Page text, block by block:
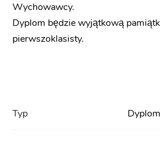
Wychowawcy.
Dyplom będzie wyjątkową
pierwszoklasisty.
Typ